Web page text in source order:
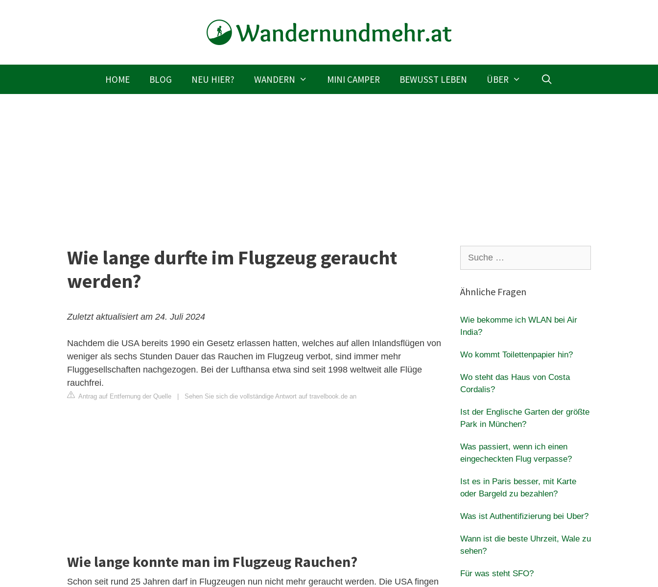
HOME BLOG NEU HIER? WANDERN MINI CAMPER BEWUSST LEBEN ÜBER
Wie lange durfte im Flugzeug geraucht
werden?
Zuletzt aktualisiert am 24. Juli 2024
Nachdem die USA bereits 1990 ein Gesetz erlassen hatten, welches auf allen Inlandsflügen von
weniger als sechs Stunden Dauer das Rauchen im Flugzeug verbot, sind immer mehr
Fluggesellschaften nachgezogen. Bei der Lufthansa etwa sind seit 1998 weltweit alle Flüge
rauchfrei.
Antrag auf Entfernung der Quelle Sehen Sie sich die vollständige Antwort auf travelbook.de an
Wie lange konnte man im Flugzeug Rauchen?
Schon seit rund 25 Jahren darf in Flugzeugen nun nicht mehr geraucht werden. Die USA fingen
nach:
Ähnliche Fragen
Wie bekomme ich WLAN bei Air
India?
Wo kommt Toilettenpapier hin?
Wo steht das Haus von Costa
Cordalis?
Ist der Englische Garten der größte
Park in München?
Was passiert, wenn ich einen
eingecheckten Flug verpasse?
Ist es in Paris besser, mit Karte
oder Bargeld zu bezahlen?
Was ist Authentifizierung bei Uber?
Wann ist die beste Uhrzeit, Wale zu
sehen?
Für was steht SFO?